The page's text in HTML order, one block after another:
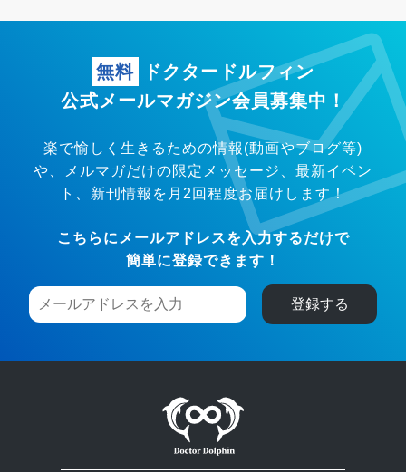
無料
ドクタードルフィン
公式メールマガジン会員募集中！
楽で愉しく生きるための情報(動画やブログ等)
や、メルマガだけの限定メッセージ、 最新イベン
ト、新刊情報を月2回程度お届けします！
こちらにメールアドレスを入力するだけで
簡単に登録できます！